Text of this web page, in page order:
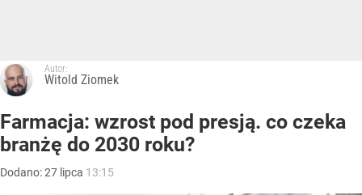
Autor:
Witold Ziomek
Farmacja: wzrost pod presją. co czeka
branżę do 2030 roku?
Dodano:27 lipca 13:15